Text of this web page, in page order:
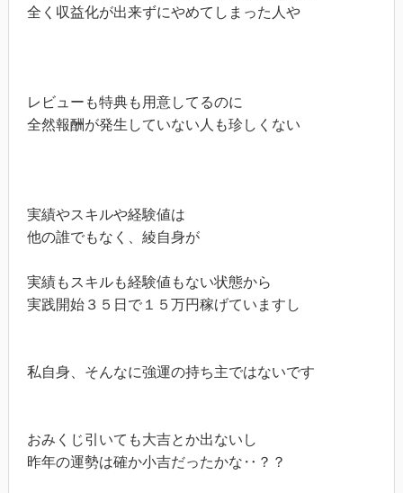
全く収益化が出来ずにやめてしまった人や
レビューも特典も用意してるのに
全然報酬が発生していない人も珍しくない
実績やスキルや経験値は
他の誰でもなく、綾自身が
実績もスキルも経験値もない状態から
実践開始３５日で１５万円稼げていますし
私自身、そんなに強運の持ち主ではないです
おみくじ引いても大吉とか出ないし
昨年の運勢は確か小吉だったかな‥？？